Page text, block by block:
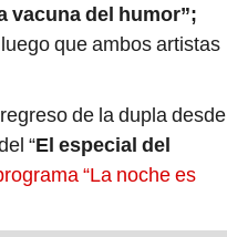
vacuna del humor”;
que ambos artistas
de la dupla desde
“El especial del
“La noche es